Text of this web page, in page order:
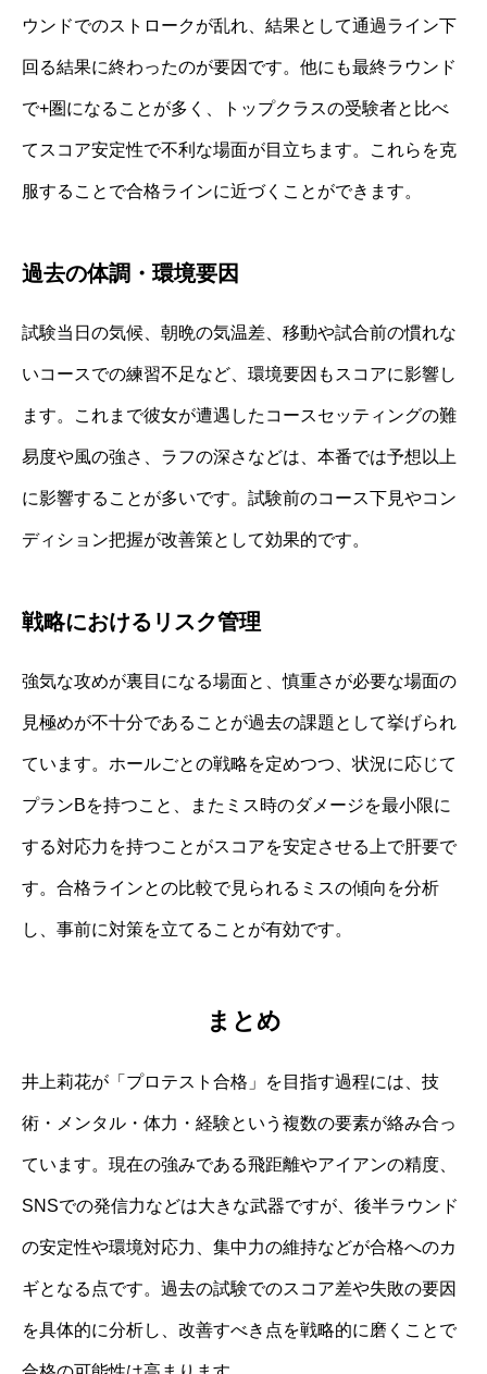
ウンドでのストロークが乱れ、結果として通過ライン下
回る結果に終わったのが要因です。他にも最終ラウンド
で+圏になることが多く、トップクラスの受験者と比べ
てスコア安定性で不利な場面が目立ちます。これらを克
服することで合格ラインに近づくことができます。
過去の体調・環境要因
試験当日の気候、朝晩の気温差、移動や試合前の慣れな
いコースでの練習不足など、環境要因もスコアに影響し
ます。これまで彼女が遭遇したコースセッティングの難
易度や風の強さ、ラフの深さなどは、本番では予想以上
に影響することが多いです。試験前のコース下見やコン
ディション把握が改善策として効果的です。
戦略におけるリスク管理
強気な攻めが裏目になる場面と、慎重さが必要な場面の
見極めが不十分であることが過去の課題として挙げられ
ています。ホールごとの戦略を定めつつ、状況に応じて
プランBを持つこと、またミス時のダメージを最小限に
する対応力を持つことがスコアを安定させる上で肝要で
す。合格ラインとの比較で見られるミスの傾向を分析
し、事前に対策を立てることが有効です。
まとめ
井上莉花が「プロテスト合格」を目指す過程には、技
術・メンタル・体力・経験という複数の要素が絡み合っ
ています。現在の強みである飛距離やアイアンの精度、
SNSでの発信力などは大きな武器ですが、後半ラウンド
の安定性や環境対応力、集中力の維持などが合格へのカ
ギとなる点です。過去の試験でのスコア差や失敗の要因
を具体的に分析し、改善すべき点を戦略的に磨くことで